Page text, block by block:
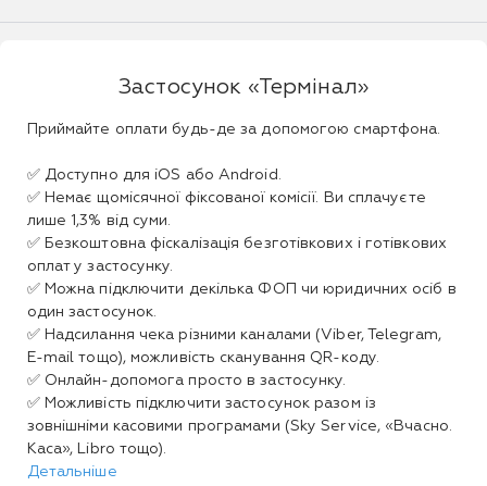
Застосунок «Термінал»
Приймайте оплати будь-де за допомогою смартфона.
✅ Доступно для iOS або Android.
✅ Немає щомісячної фіксованої комісії. Ви сплачуєте
лише 1,3% від суми.
✅ Безкоштовна фіскалізація безготівкових і готівкових
оплат у застосунку.
✅ Можна підключити декілька ФОП чи юридичних осіб в
один застосунок.
✅ Надсилання чека різними каналами (Viber, Telegram,
E-mail тощо), можливість сканування QR-коду.
✅ Онлайн-допомога просто в застосунку.
✅ Можливість підключити застосунок разом із
зовнішніми касовими програмами (Sky Service, «Вчасно.
Каса», Libro тощо).
Детальніше